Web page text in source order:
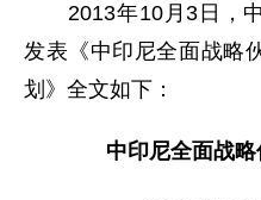
2013年10月3日，中
发表《中印尼全面战略
划》全文如下：
中印尼全面战